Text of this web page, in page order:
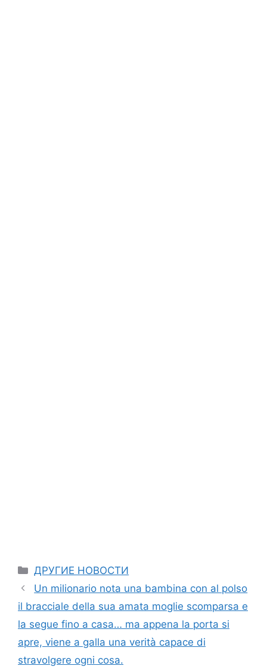
Categories
ДРУГИЕ НОВОСТИ
Un milionario nota una bambina con al polso
il bracciale della sua amata moglie scomparsa e
la segue fino a casa… ma appena la porta si
apre, viene a galla una verità capace di
stravolgere ogni cosa.